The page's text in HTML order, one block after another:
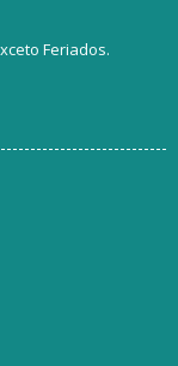
Feriados.